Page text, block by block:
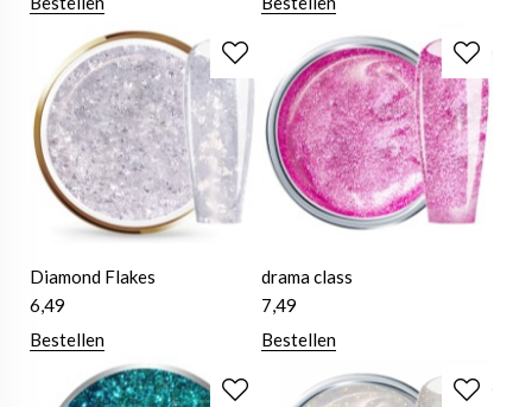
Diamond Flakes
6,49
Bestellen
drama class
7,49
Bestellen